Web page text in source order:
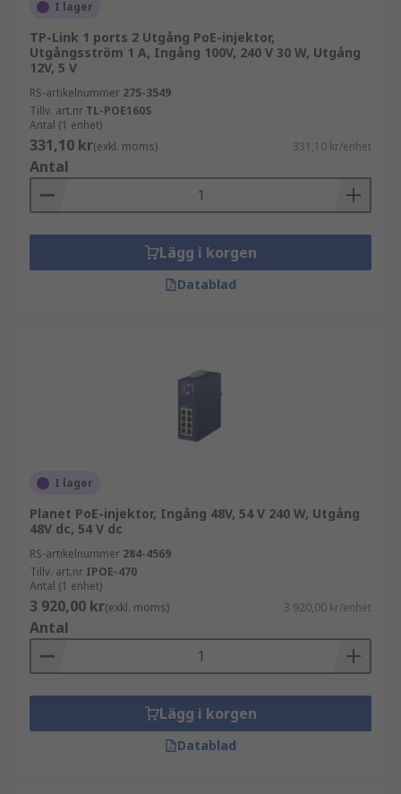
PoE-injektorer har vanligtvis minst två
Ethernetportar. En port är ansluten till
nätverksswitchen eller routern, och den andra
porten är ansluten till PoE-enheten. Injektorn får
ström från en växelströmskälla och kombinerar
den med data från nätverksswitchen. Den skickar
sedan både ström och data över Ethernetkabeln
till PoE-enheten.
Vilka är fördelarna med PoE-injektorer?
Förenklad installation:PoE-injektorer
Flexibilitet och mobilitet:Möjliggör flexibel
placering av enheter, eftersom de inte begränsas
teknologi kan leda till kostnadsbesparingar på
olika sätt. Genom att eliminera behovet av
separata strömkablar minskar
installationskostnaderna.
Skalbarhet: PoE-injektorer ger skalbarhet i
nätverksinstallationer. Ytterligare PoE-aktiverade
enheter kan enkelt läggas till utan behov av
omfattande ombyggnad eller ytterligare
ströminfrastruktur.
: De uppfyller säkerhetsstandarder och
har inbyggda skyddsmekanismer, såsom
överbelastningsskydd och kortslutningsskydd.
I lager
TP-Link 1 ports 2 Utgång PoE-injektor,
Utgångsström 1 A, Ingång 100V, 240 V 30 W, Utgång
12V, 5 V
RS-artikelnummer 275-3549
Tillv. art.nr TL-POE160S
Antal (1 enhet)
331,10 kr(exkl. moms) 331,10 kr/enhet
Antal
Lägg i korgen
Datablad
I lager
Planet PoE-injektor, Ingång 48V, 54 V 240 W, Utgång
48V dc, 54 V dc
RS-artikelnummer 284-4569
Tillv. art.nr IPOE-470
Antal (1 enhet)
3 920,00 kr(exkl. moms) 3 920,00 kr/enhet
Antal
Lägg i korgen
Datablad